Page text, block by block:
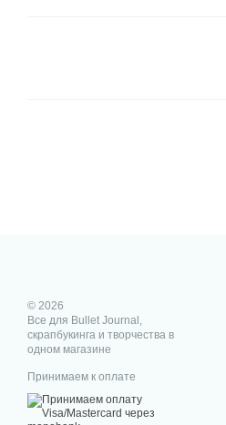
© 2026
Все для Bullet Journal,
скрапбукинга и творчества в
одном магазине
Принимаем к оплате